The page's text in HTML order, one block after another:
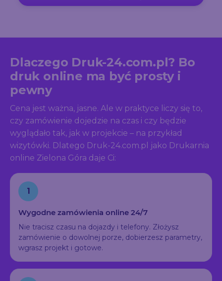
Dlaczego Druk-24.com.pl? Bo
druk online ma być prosty i
pewny
Cena jest ważna, jasne. Ale w praktyce liczy się to,
czy zamówienie dojedzie na czas i czy będzie
wyglądało tak, jak w projekcie – na przykład
wizytówki. Dlatego Druk-24.com.pl jako Drukarnia
online Zielona Góra daje Ci:
1
Wygodne zamówienia online 24/7
Nie tracisz czasu na dojazdy i telefony. Złożysz
zamówienie o dowolnej porze, dobierzesz parametry,
wgrasz projekt i gotowe.